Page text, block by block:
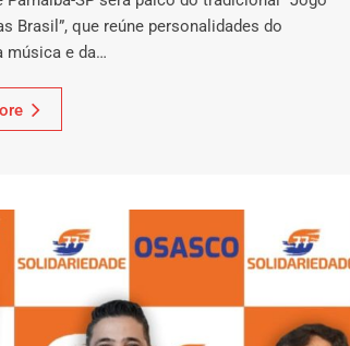
Brasil”, que reúne personalidades do
música e da…